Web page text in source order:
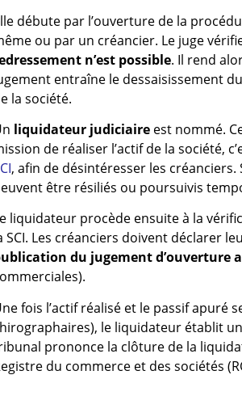
débute par l’ouverture de la
ou par un créancier. Le juge
n’est possible. Il rend
entraîne le dessaisissement
la société.
liquidateur judiciaireest nommé.
de réaliser l’actif de la société,
, afin de désintéresser les
être résiliés ou poursuivis
liquidateur procède ensuite à la
SCI. Les créanciers doivent déclarer
du jugement d’ouverture
fois l’actif réalisé et le passif apuré
le liquidateur établit
prononce la clôture de la
du commerce et des sociétés